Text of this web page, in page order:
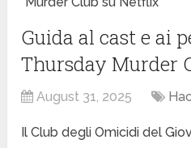
Guida al cast e ai
Thursday Murder
August 31, 2025
Il Club degli Omicidi del